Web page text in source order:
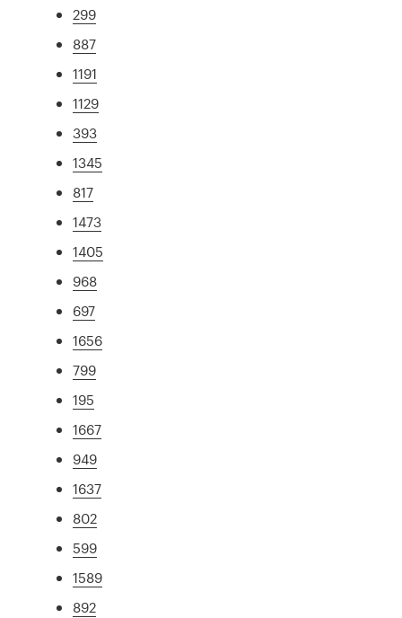
299
887
1191
1129
393
1345
817
1473
1405
968
697
1656
799
195
1667
949
1637
802
599
1589
892